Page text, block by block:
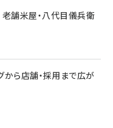
舗米屋・八代目儀兵衛
から店舗・採用まで広が